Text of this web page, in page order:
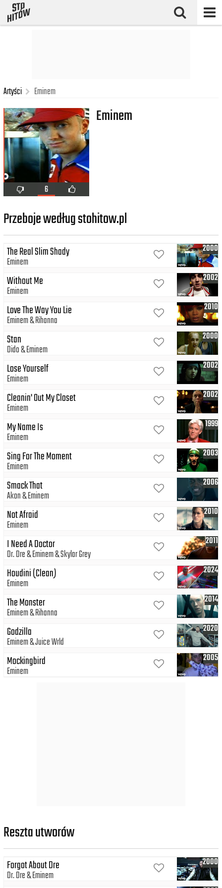
Artyści Eminem
6
Eminem
Przeboje według stohitow.pl
2000
The Real Slim Shady
Eminem
2002
Without Me
Eminem
2010
Love The Way You Lie
Eminem Rihanna
2000
Stan
Dido Eminem
2002
Lose Yourself
Eminem
2002
Cleanin' Out My Closet
Eminem
1999
My Name Is
Eminem
2003
Sing For The Moment
Eminem
2006
Smack That
Akon Eminem
2010
Not Afraid
Eminem
2011
I Need A Doctor
Dr. Dre Eminem Skylar Grey
2024
Houdini (Clean)
Eminem
2014
The Monster
Eminem Rihanna
2020
Godzilla
Eminem Juice Wrld
2005
Mockingbird
Eminem
Reszta utworów
2000
Forgot About Dre
Dr. Dre Eminem